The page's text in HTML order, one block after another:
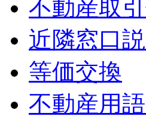
不動産取
近隣窓口
等価交換
不動産用